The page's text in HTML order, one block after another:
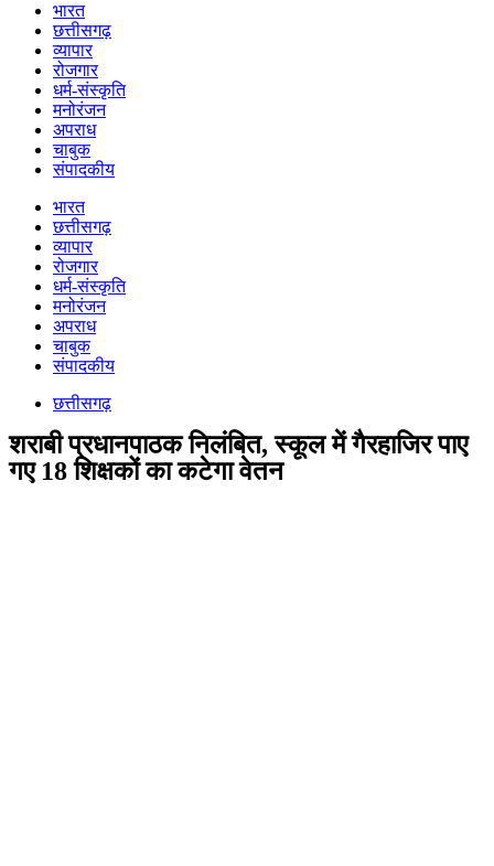
भारत
छत्तीसगढ़
व्यापार
रोजगार
धर्म-संस्कृति
मनोरंजन
अपराध
चाबुक
संपादकीय
भारत
छत्तीसगढ़
व्यापार
रोजगार
धर्म-संस्कृति
मनोरंजन
अपराध
चाबुक
संपादकीय
छत्तीसगढ़
शराबी प्रधानपाठक निलंबित, स्कूल में गैरहाजिर पाए
गए 18 शिक्षकों का कटेगा वेतन